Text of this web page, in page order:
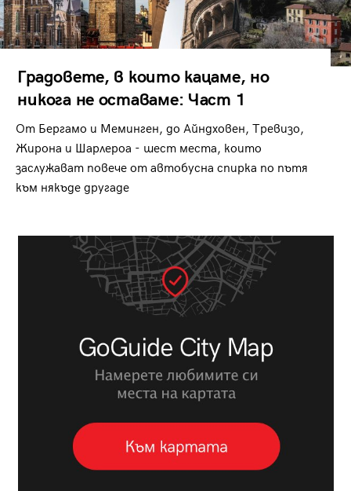
Градовете, в които кацаме, но
никога не оставаме: Част 1
От Бергамо и Меминген, до Айндховен, Тревизо,
Жирона и Шарлероа - шест места, които
заслужават повече от автобусна спирка по пътя
към някъде другаде